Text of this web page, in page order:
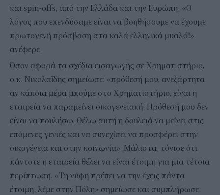
και spin-offs, από την Ελλάδα και την Ευρώπη. «Ο
λόγος που επενδύσαμε είναι να βοηθήσουμε να έχουμε
πρωτογενή πρόσβαση στα καλά ελληνικά μυαλά!»
ανέφερε.
Όσον αφορά τα σχέδια εισαγωγής σε Χρηματιστήριο,
ο κ. Νικολαΐδης σημείωσε: «πρόθεσή μου, ανεξάρτητα
αν κάποια μέρα μπούμε στο Χρηματιστήριο, είναι η
εταιρεία να παραμείνει οικογενειακή. Πρόθεσή μου δεν
είναι να πουλήσω. Θέλω αυτή η δουλειά να μείνει στις
επόμενες γενιές και να συνεχίσει να προσφέρει στην
οικογένεια και στην κοινωνία». Μάλιστα, τόνισε ότι
πάντοτε η εταιρεία θέλει να είναι έτοιμη για μια τέτοια
περίπτωση. «Τη νύφη πρέπει να την έχεις πάντα
έτοιμη, λέμε στην Πόλη» σημείωσε και συμπλήρωσε: